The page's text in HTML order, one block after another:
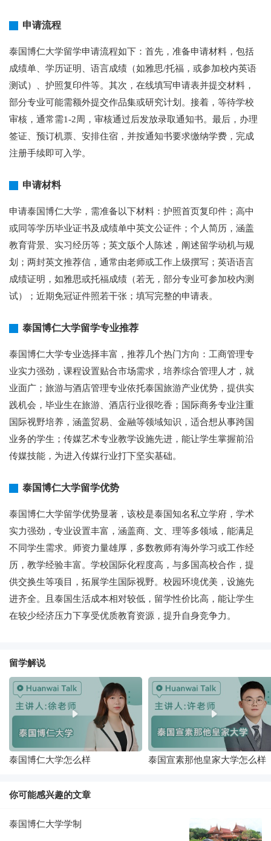
申请流程
泰国博仁大学留学申请流程如下：首先，准备申请材料，包括
成绩单、学历证明、语言成绩（如雅思/托福，或参加校内英语
测试）、护照复印件等。其次，在线填写申请表并提交材料，
部分专业可能需额外提交作品集或研究计划。接着，等待学校
审核，通常需1-2周，审核通过后发放录取通知书。最后，办理
签证、预订机票、安排住宿，并按通知书要求缴纳学费，完成
注册手续即可入学。
申请材料
申请泰国博仁大学，需准备以下材料：护照首页复印件；高中
或同等学历毕业证书及成绩单中英文公证件；个人简历，涵盖
教育背景、实习经历等；英文版个人陈述，阐述留学动机与规
划；两封英文推荐信，通常由老师或工作上级撰写；英语语言
成绩证明，如雅思或托福成绩（若无，部分专业可参加校内测
试）；近期免冠证件照若干张；填写完整的申请表。
泰国博仁大学留学专业推荐
泰国博仁大学专业选择丰富，推荐几个热门方向：工商管理专
业实力强劲，课程设置贴合市场需求，培养综合管理人才，就
业面广；旅游与酒店管理专业依托泰国旅游产业优势，提供实
践机会，毕业生在旅游、酒店行业很吃香；国际商务专业注重
国际视野培养，涵盖贸易、金融等领域知识，适合想从事跨国
业务的学生；传媒艺术专业教学设施先进，能让学生掌握前沿
传媒技能，为进入传媒行业打下坚实基础。
泰国博仁大学留学优势
泰国博仁大学留学优势显著，该校是泰国知名私立学府，学术
实力强劲，专业设置丰富，涵盖商、文、理等多领域，能满足
不同学生需求。师资力量雄厚，多数教师有海外学习或工作经
历，教学经验丰富。学校国际化程度高，与多国高校合作，提
供交换生等项目，拓展学生国际视野。校园环境优美，设施先
进齐全。且泰国生活成本相对较低，留学性价比高，能让学生
在较少经济压力下享受优质教育资源，提升自身竞争力。
留学解说
泰国博仁大学怎么样 泰国宣素那他皇家大学怎么样
你可能感兴趣的文章
泰国博仁大学学制